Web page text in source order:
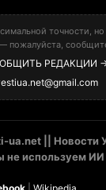
точности, но
пожалуйста,
РЕДАКЦИИ
ua.net || Новости
не используем